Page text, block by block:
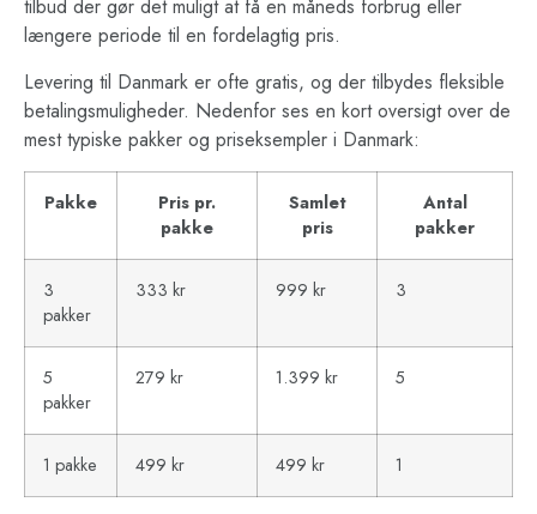
tilbud der gør det muligt at få en måneds forbrug eller
længere periode til en fordelagtig pris.
Levering til Danmark er ofte gratis, og der tilbydes fleksible
betalingsmuligheder. Nedenfor ses en kort oversigt over de
mest typiske pakker og priseksempler i Danmark:
Pakke
Pris pr.
pakke
Samlet
pris
Antal
pakker
3
pakker
333 kr 999 kr 3
5
pakker
279 kr 1.399 kr 5
1 pakke 499 kr 499 kr 1